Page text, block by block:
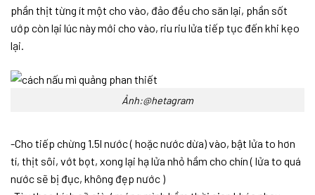
phần thịt từng ít một cho vào, đảo đều cho săn lại, phần sốt
ướp còn lại lúc này mới cho vào, riu riu lửa tiếp tục đến khi kẹo
lại.
Ảnh:@hetagram
-Cho tiếp chừng 1.5l nước ( hoặc nước dừa) vào, bật lửa to hơn
tí, thịt sôi, vớt bọt, xong lại hạ lửa nhỏ hầm cho chín ( lửa to quá
nước sẽ bị đục, không đẹp nước )